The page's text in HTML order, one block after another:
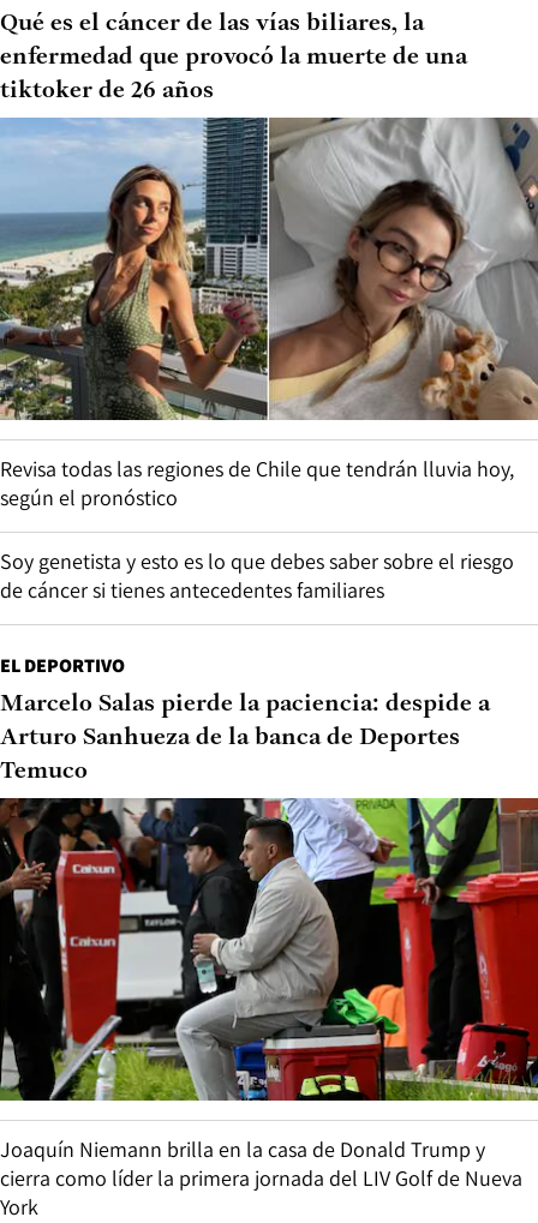
Qué es el cáncer de las vías biliares, la
enfermedad que provocó la muerte de una
tiktoker de 26 años
Revisa todas las regiones de Chile que tendrán lluvia hoy,
según el pronóstico
Soy genetista y esto es lo que debes saber sobre el riesgo
de cáncer si tienes antecedentes familiares
EL DEPORTIVO
Marcelo Salas pierde la paciencia: despide a
Arturo Sanhueza de la banca de Deportes
Temuco
Joaquín Niemann brilla en la casa de Donald Trump y
cierra como líder la primera jornada del LIV Golf de Nueva
York